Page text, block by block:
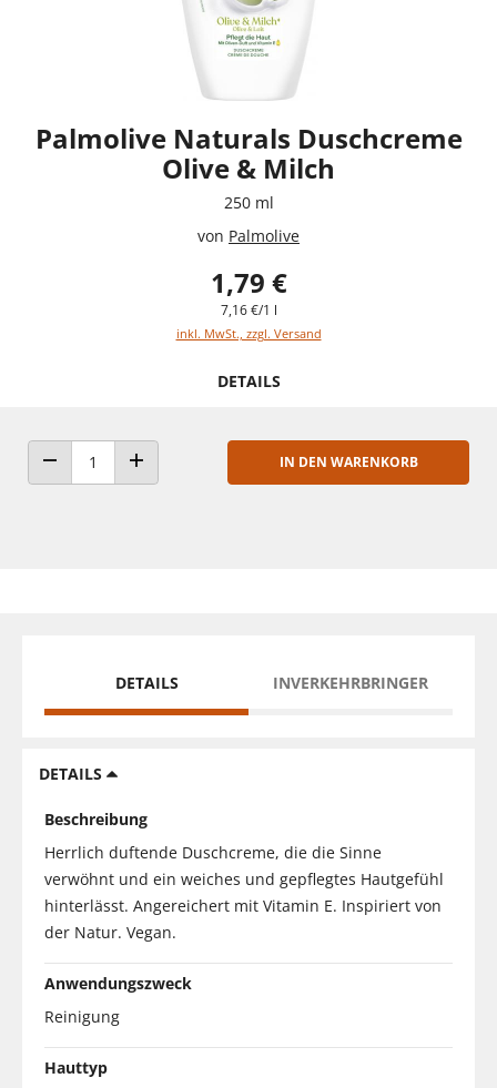
Palmolive Naturals Duschcreme
Olive & Milch
250 ml
von Palmolive
1,79 €
7,16 €/1 l
inkl. MwSt., zzgl. Versand
DETAILS
ANZAHL VERRINGERNANZAHL ERHÖHEN
IN DEN WARENKORB
DETAILS INVERKEHRBRINGER
DETAILS
Beschreibung
Herrlich duftende Duschcreme, die die Sinne
verwöhnt und ein weiches und gepflegtes Hautgefühl
hinterlässt. Angereichert mit Vitamin E. Inspiriert von
der Natur. Vegan.
Anwendungszweck
Reinigung
Hauttyp